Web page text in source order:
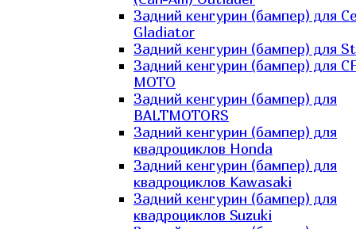
Задний кенгурин (бампер) для
Gladiator
Задний кенгурин (бампер) для
Задний кенгурин (бампер) для
MOTO
Задний кенгурин (бампер) для
BALTMOTORS
Задний кенгурин (бампер) для
квадроциклов Honda
Задний кенгурин (бампер) для
квадроциклов Kawasaki
Задний кенгурин (бампер) для
квадроциклов Suzuki